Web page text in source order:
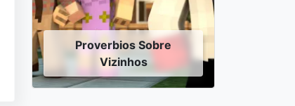
Proverbios Sobre
Vizinhos